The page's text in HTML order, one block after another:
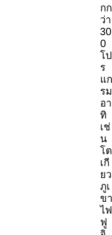
กก
ว่า
30
0
โป
ร
แก
รม
อา
ทิ
เช่
น
โต
เกี
ยว
ภูเ
ขา
ไฟ
ฟู